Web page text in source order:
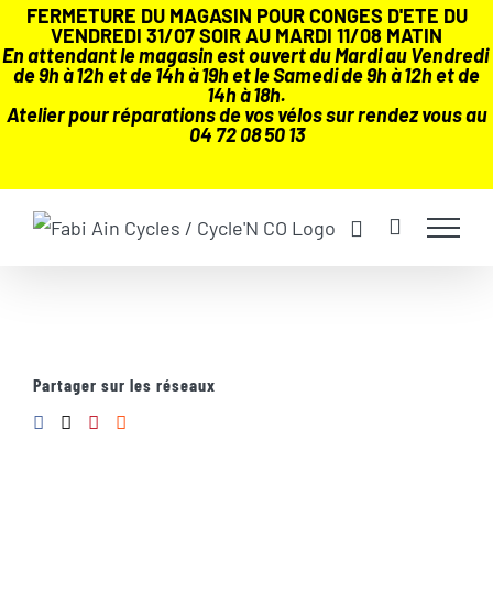
FERMETURE DU MAGASIN POUR CONGES D'ETE DU
VENDREDI 31/07 SOIR AU MARDI 11/08 MATIN
En attendant le magasin est ouvert du Mardi au Vendredi
de 9h à 12h et de 14h à 19h et le Samedi de 9h à 12h et de
14h à 18h.
Atelier pour réparations de vos vélos sur rendez vous au
04 72 08 50 13
Partager sur les réseaux